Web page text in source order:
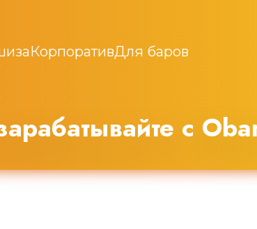
КорпоративДля баров
с